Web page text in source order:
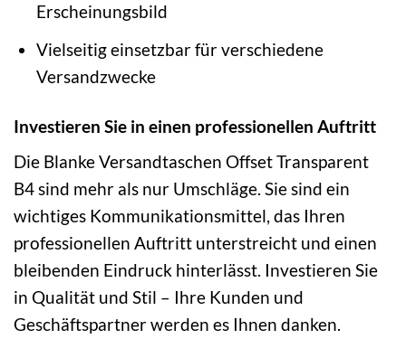
Erscheinungsbild
Vielseitig einsetzbar für verschiedene
Versandzwecke
Investieren Sie in einen professionellen Auftritt
Die Blanke Versandtaschen Offset Transparent
B4 sind mehr als nur Umschläge. Sie sind ein
wichtiges Kommunikationsmittel, das Ihren
professionellen Auftritt unterstreicht und einen
bleibenden Eindruck hinterlässt. Investieren Sie
in Qualität und Stil – Ihre Kunden und
Geschäftspartner werden es Ihnen danken.